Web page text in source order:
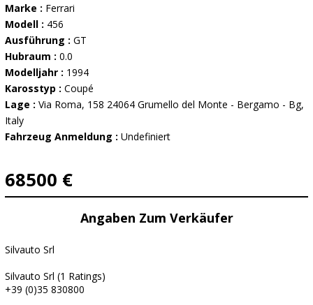
Marke : Ferrari
Modell : 456
Ausführung : GT
Hubraum : 0.0
Modelljahr : 1994
Karosstyp : Coupé
Lage : Via Roma, 158 24064 Grumello del Monte - Bergamo - Bg,
Italy
Fahrzeug Anmeldung : Undefiniert
68500 €
Angaben Zum Verkäufer
Silvauto Srl
Silvauto Srl (1 Ratings)
+39 (0)35 830800